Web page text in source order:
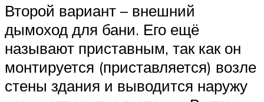
Второй вариант – внешний
дымоход для бани. Его ещё
называют приставным, так как он
монтируется (приставляется) возле
стены здания и выводится наружу